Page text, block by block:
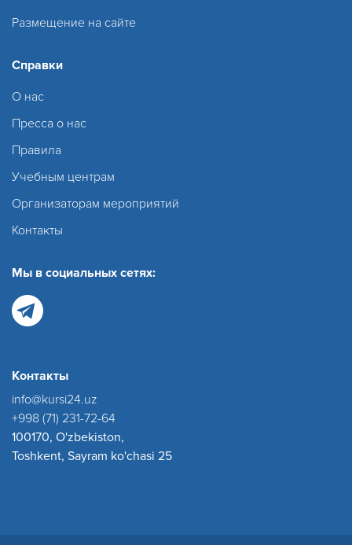
Размещение на сайте
Справки
О нас
Пресса о нас
Правила
Учебным центрам
Организаторам мероприятий
Контакты
Мы в социальных сетях:
Контакты
info@kursi24.uz
+998 (71) 231-72-64
100170, O'zbekiston,
Toshkent, Sayram ko'chasi 25